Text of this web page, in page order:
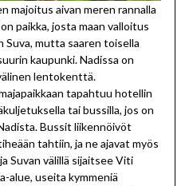
majoitus aivan meren rannalla
paikka, josta maan valloitus
Suva, mutta saaren toisella
kaupunki. Nadissa on
lentokenttä.
tapahtuu hotellin
tai bussilla, jos on
Bussit liikennöivöt
tahtiin, ja ne ajavat myös
Suvan välillä sijaitsee Viti
alue, useita kymmeniä